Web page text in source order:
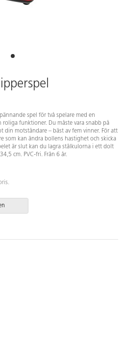
spel för två spelare med en
funktioner. Du måste vara snabb på
motståndare – bäst av fem vinner. För att
som kan ändra bollens hastighet och skicka
är slut kan du lagra stålkulorna i ett dolt
cm. PVC-fri. Från 6 år.